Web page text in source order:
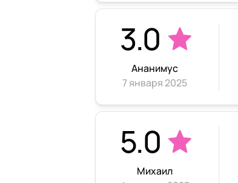
3.0
Ананимус
7 января 2025
5.0
Михаил